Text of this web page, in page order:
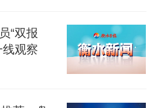
政治教育体系建设放到
强化价值引领，培养时
质量发展注入核心精神
“双报
线观察